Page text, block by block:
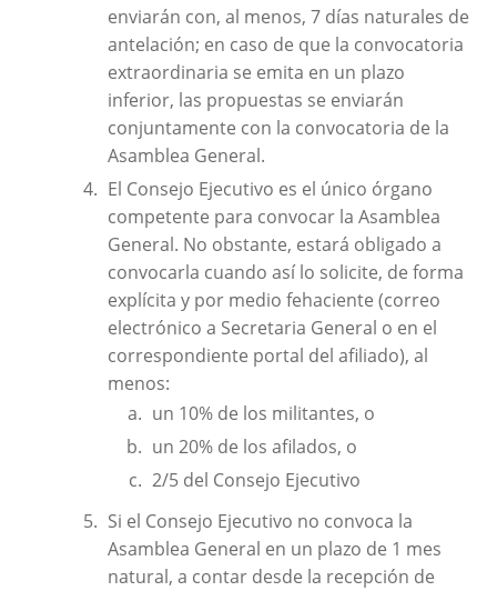
enviarán con, al menos, 7 días naturales de
antelación; en caso de que la convocatoria
extraordinaria se emita en un plazo
inferior, las propuestas se enviarán
conjuntamente con la convocatoria de la
Asamblea General.
El Consejo Ejecutivo es el único órgano
competente para convocar la Asamblea
General. No obstante, estará obligado a
convocarla cuando así lo solicite, de forma
explícita y por medio fehaciente (correo
electrónico a Secretaria General o en el
correspondiente portal del afiliado), al
menos:
un 10% de los militantes, o
un 20% de los afilados, o
2/5 del Consejo Ejecutivo
Si el Consejo Ejecutivo no convoca la
Asamblea General en un plazo de 1 mes
natural, a contar desde la recepción de